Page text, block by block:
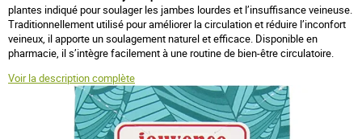
plantes indiqué pour soulager les jambes lourdes et l’insuffisance veineuse.
Traditionnellement utilisé pour améliorer la circulation et réduire l’inconfort
veineux, il apporte un soulagement naturel et efficace. Disponible en
pharmacie, il s’intègre facilement à une routine de bien-être circulatoire.
Voir la description complète